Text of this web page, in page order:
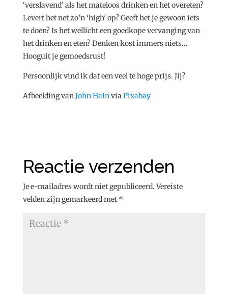
‘verslavend’ als het mateloos drinken en het overeten?
Levert het net zo’n ‘high’ op? Geeft het je gewoon iets
te doen? Is het wellicht een goedkope vervanging van
het drinken en eten? Denken kost immers niets…
Hooguit je gemoedsrust!
Persoonlijk vind ik dat een veel te hoge prijs. Jij?
Afbeelding vanJohn HainviaPixabay
Reactie verzenden
Je e-mailadres wordt niet gepubliceerd. Vereiste
velden zijn gemarkeerd met *